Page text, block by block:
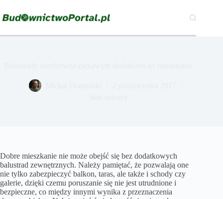
do
treści
Dobre mieszkanie nie może obejść się bez dodatkowych
balustrad zewnętrznych. Należy pamiętać, że pozwalają one
nie tylko zabezpieczyć balkon, taras, ale także i schody czy
galerie, dzięki czemu poruszanie się nie jest utrudnione i
bezpieczne, co między innymi wynika z przeznaczenia